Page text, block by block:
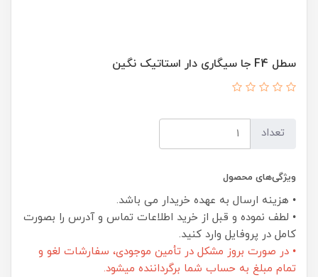
سطل F4 جا سیگاری دار استاتیک نگین
تعداد
ویژگی‌های محصول
• هزینه ارسال به عهده خریدار می باشد.
• لطف نموده و قبل از خرید اطلاعات تماس و آدرس را بصورت
کامل در پروفایل وارد کنید.
• در صورت بروز مشکل در تأمین موجودی، سفارشات لغو و
تمام مبلغ به حساب شما برگرداننده میشود.